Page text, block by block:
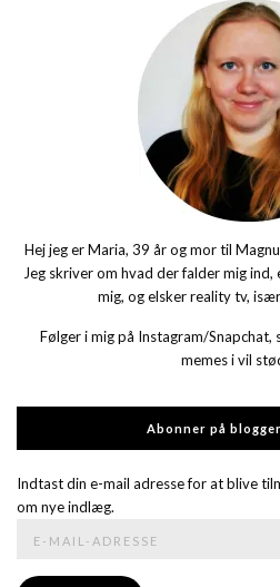
Hej jeg er Maria, 39 år og mor til
Jeg skriver om hvad der falder mig
mig, og elsker reality tv,
Følger i mig på Instagram/
memes i vil
Abonner på
Indtast din e-mail adresse for at blive
om nye indlæg.
adresse